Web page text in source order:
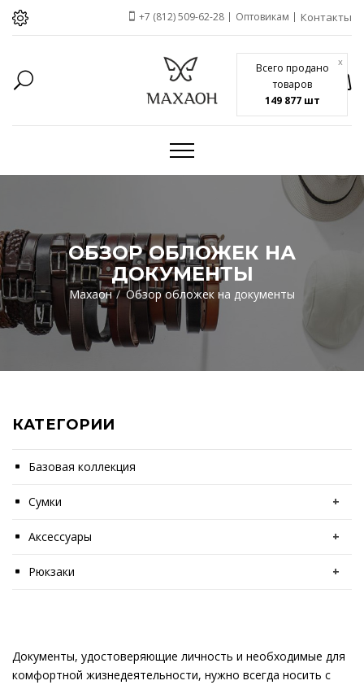
Всего продано
товаров
149 877 шт
x
+7 (812) 509-62-28 Оптовикам Контакты
ОБЗОР ОБЛОЖЕК НА
ДОКУМЕНТЫ
Махаон Обзор обложек на документы
КАТЕГОРИИ
Базовая коллекция
Сумки +
Аксессуары +
Рюкзаки +
Документы, удостоверяющие личность и необходимые для
комфортной жизнедеятельности, нужно всегда носить с